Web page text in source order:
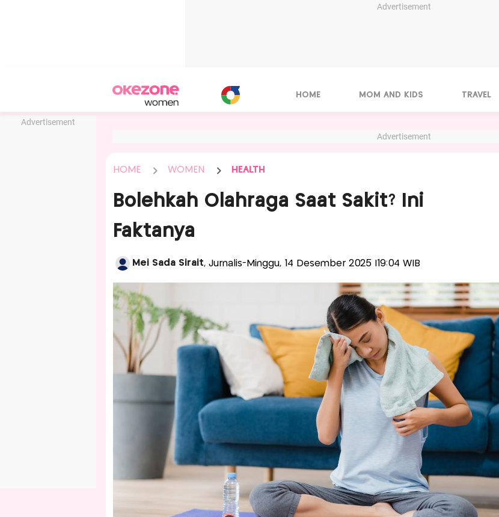
Advertisement
Advertisement
HOME MOM AND KIDS TRAVEL
Advertisement
HOME WOMEN HEALTH
Bolehkah Olahraga Saat Sakit? Ini
Faktanya
Mei Sada Sirait, Jurnalis-Minggu, 14 Desember 2025 |19:04 WIB